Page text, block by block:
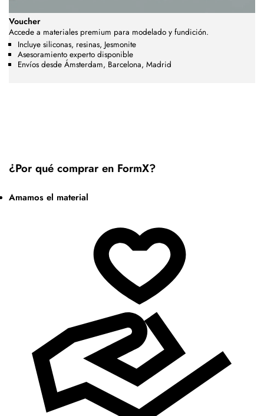
Voucher
Accede a materiales premium para modelado y fundición.
Incluye siliconas, resinas, Jesmonite
Asesoramiento experto disponible
Envíos desde Ámsterdam, Barcelona, Madrid
¿Por qué comprar en FormX?
Amamos el material